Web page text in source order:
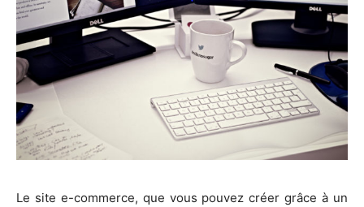
Le site e-commerce, que vous pouvez créer grâce à un